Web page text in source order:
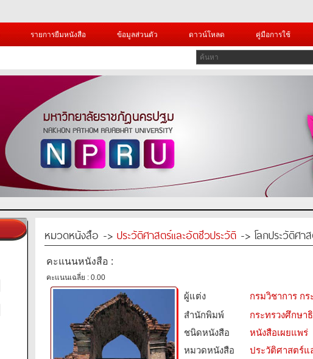
รายการยืมหนังสือ ข้อมูลส่วนตัว ดาวน์โหลด คู่มือการใช้
หมวดหนังสือ -> ประวัติศาสตร์และอัตชีวประวัติ -> โลกประวัติศ
คะแนนหนังสือ :
คะแนนเฉลี่ย : 0.00
ผู้แต่ง
กรมวิชาการ ก
สำนักพิมพ์
กระทรวงศึกษา
ชนิดหนังสือ­
หนังสือเผยแพร่
หมวดหนังสือ­
ประวัติศาสตร์แ